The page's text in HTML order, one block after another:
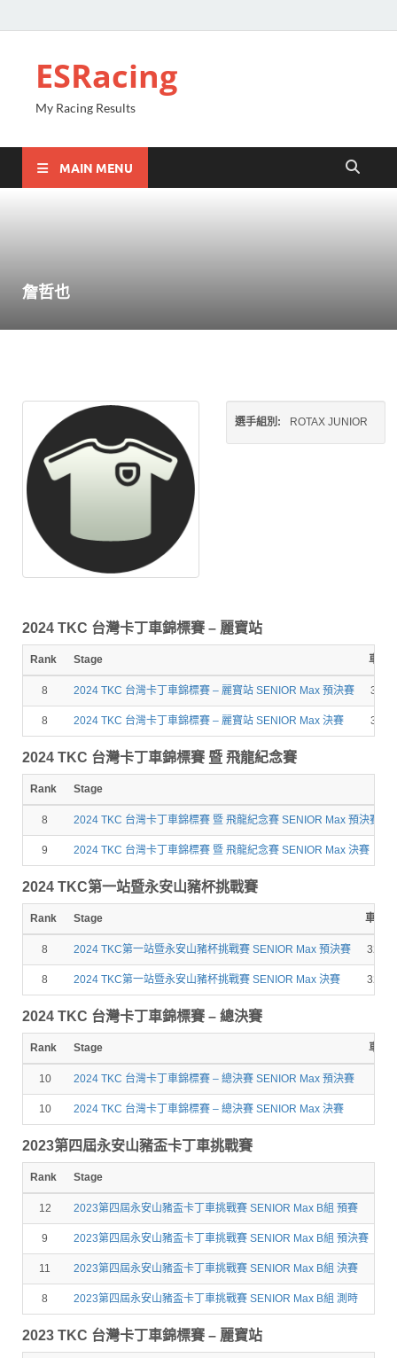
ESRacing
My Racing Results
MAIN MENU
詹哲也
選手組別: ROTAX JUNIOR
2024 TKC 台灣卡丁車錦標賽 – 麗寶站
Rank Stage 車號
8 2024 TKC 台灣卡丁車錦標賽 – 麗寶站 SENIOR Max 預決賽 329
8 2024 TKC 台灣卡丁車錦標賽 – 麗寶站 SENIOR Max 決賽 329
2024 TKC 台灣卡丁車錦標賽 暨 飛龍紀念賽
Rank Stage
8 2024 TKC 台灣卡丁車錦標賽 暨 飛龍紀念賽 SENIOR Max 預決賽
9 2024 TKC 台灣卡丁車錦標賽 暨 飛龍紀念賽 SENIOR Max 決賽
2024 TKC第一站暨永安山豬杯挑戰賽
Rank Stage 車號
8 2024 TKC第一站暨永安山豬杯挑戰賽 SENIOR Max 預決賽 329
8 2024 TKC第一站暨永安山豬杯挑戰賽 SENIOR Max 決賽 329
2024 TKC 台灣卡丁車錦標賽 – 總決賽
Rank Stage 車號
10 2024 TKC 台灣卡丁車錦標賽 – 總決賽 SENIOR Max 預決賽
10 2024 TKC 台灣卡丁車錦標賽 – 總決賽 SENIOR Max 決賽
2023第四屆永安山豬盃卡丁車挑戰賽
Rank Stage
12 2023第四屆永安山豬盃卡丁車挑戰賽 SENIOR Max B組 預賽
9 2023第四屆永安山豬盃卡丁車挑戰賽 SENIOR Max B組 預決賽
11 2023第四屆永安山豬盃卡丁車挑戰賽 SENIOR Max B組 決賽
8 2023第四屆永安山豬盃卡丁車挑戰賽 SENIOR Max B組 測時
2023 TKC 台灣卡丁車錦標賽 – 麗寶站